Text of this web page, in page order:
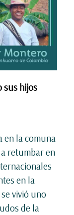
sus hijos
en la comuna
retumbar en
en la
vivió uno
de la